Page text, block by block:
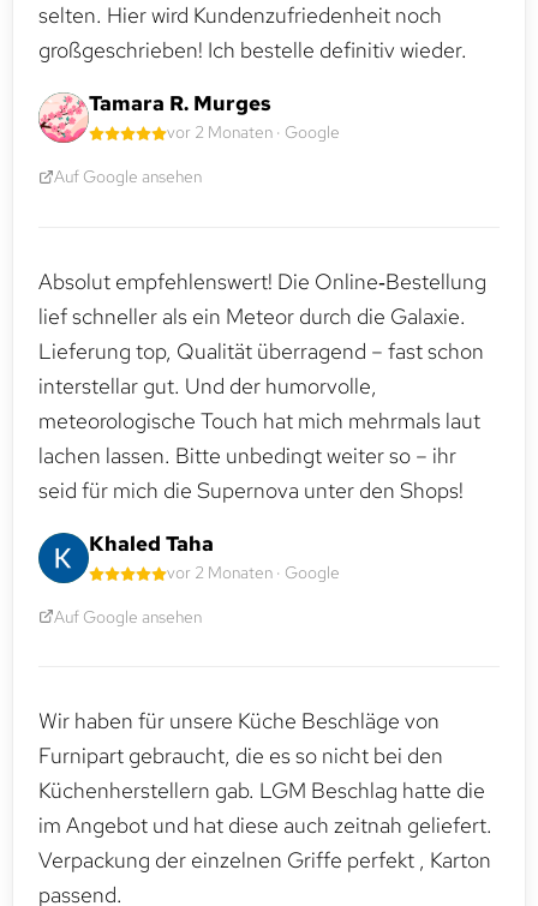
selten. Hier wird Kundenzufriedenheit noch
großgeschrieben! Ich bestelle definitiv wieder.
Tamara R. Murges
vor 2 Monaten · Google
Auf Google ansehen
Absolut empfehlenswert! Die Online‑Bestellung
lief schneller als ein Meteor durch die Galaxie.
Lieferung top, Qualität überragend – fast schon
interstellar gut. Und der humorvolle,
meteorologische Touch hat mich mehrmals laut
lachen lassen. Bitte unbedingt weiter so – ihr
seid für mich die Supernova unter den Shops!
Khaled Taha
vor 2 Monaten · Google
Auf Google ansehen
Wir haben für unsere Küche Beschläge von
Furnipart gebraucht, die es so nicht bei den
Küchenherstellern gab. LGM Beschlag hatte die
im Angebot und hat diese auch zeitnah geliefert.
Verpackung der einzelnen Griffe perfekt , Karton
passend.